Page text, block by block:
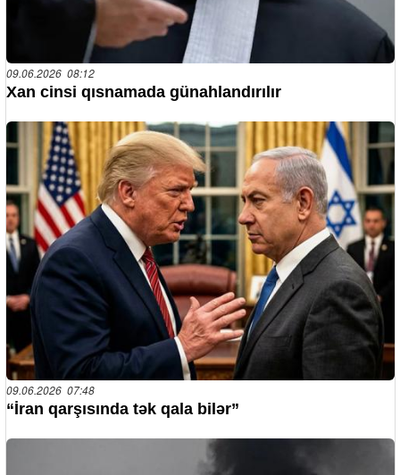
09.06.2026 08:12
Xan cinsi qısnamada günahlandırılır
09.06.2026 07:48
“İran qarşısında tək qala bilər”